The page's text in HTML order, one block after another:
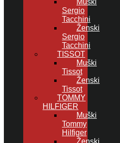
Muški
Sergio
Tacchini
Ženski
Sergio
Tacchini
TISSOT
Muški
Tissot
Ženski
Tissot
TOMMY
HILFIGER
Muški
Tommy
Hilfiger
Ženski